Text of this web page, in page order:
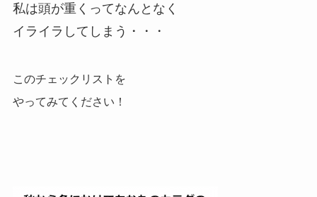
私は頭が重くってなんとなく
イライラしてしまう・・・
このチェックリストを
やってみてください！